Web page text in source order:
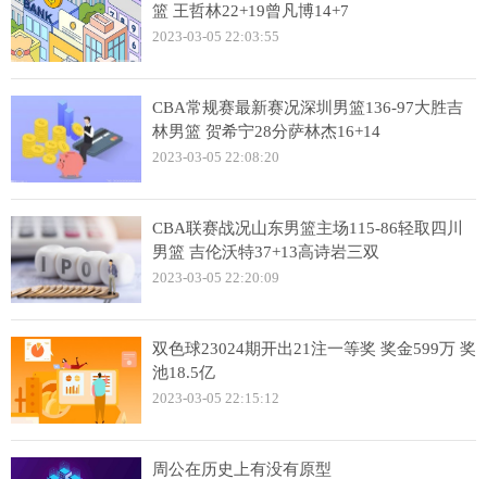
篮 王哲林22+19曾凡博14+7
2023-03-05 22:03:55
CBA常规赛最新赛况深圳男篮136-97大胜吉
林男篮 贺希宁28分萨林杰16+14
2023-03-05 22:08:20
CBA联赛战况山东男篮主场115-86轻取四川
男篮 吉伦沃特37+13高诗岩三双
2023-03-05 22:20:09
双色球23024期开出21注一等奖 奖金599万 奖
池18.5亿
2023-03-05 22:15:12
周公在历史上有没有原型